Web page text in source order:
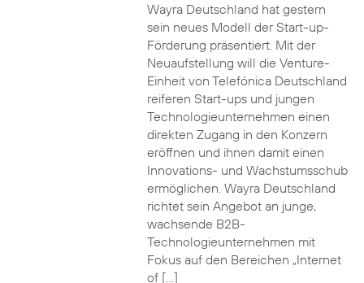
Wayra Deutschland hat gestern
sein neues Modell der Start-up-
Förderung präsentiert. Mit der
Neuaufstellung will die Venture-
Einheit von Telefónica Deutschland
reiferen Start-ups und jungen
Technologieunternehmen einen
direkten Zugang in den Konzern
eröffnen und ihnen damit einen
Innovations- und Wachstumsschub
ermöglichen. Wayra Deutschland
richtet sein Angebot an junge,
wachsende B2B-
Technologieunternehmen mit
Fokus auf den Bereichen „Internet
of […]